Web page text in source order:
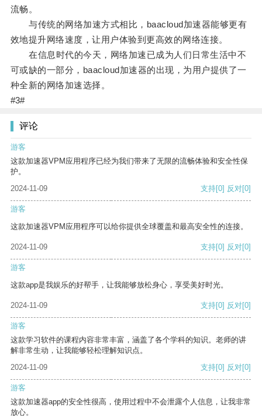
流畅。
与传统的网络加速方式相比，baacloud加速器能够更有
效地提升网络速度，让用户体验到更高效的网络连接。
在信息时代的今天，网络加速已成为人们日常生活中不
可或缺的一部分，baacloud加速器的出现，为用户提供了一
种全新的网络加速选择。
#3#
评论
游客
这款加速器VPM应用程序已经为我们带来了无限的流畅体验和安全性保
护。
2024-11-09
支持[0] 反对[0]
游客
这款加速器VPM应用程序可以给你提供全球覆盖和最高安全性的连接。
2024-11-09 支持[0] 反对[0]
游客
这款app是我娱乐的好帮手，让我能够放松身心，享受美好时光。
2024-11-09 支持[0] 反对[0]
游客
这款学习软件的课程内容非常丰富，涵盖了各个学科的知识。老师的讲
解非常生动，让我能够轻松理解知识点。
2024-11-09
支持[0] 反对[0]
游客
这款加速器app的安全性很高，使用过程中不会泄露个人信息，让我非常
放心。